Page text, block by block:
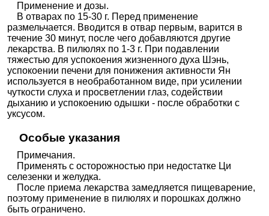
Применение и дозы.
В отварах по 15-30 г. Перед применение
размельчается. Вводится в отвар первым, варится в
течение 30 минут, после чего добавляются другие
лекарства. В пилюлях по 1-3 г. При подавлении
тяжестью для успокоения жизненного духа Шэнь,
успокоении печени для понижения активности Ян
используется в необработанном виде, при усилении
чуткости слуха и просветлении глаз, содействии
дыханию и успокоению одышки - после обработки с
уксусом.
Особые указания
Примечания.
Применять с осторожностью при недостатке Ци
селезенки и желудка.
После приема лекарства замедляется пищеварение,
поэтому применение в пилюлях и порошках должно
быть ограничено.